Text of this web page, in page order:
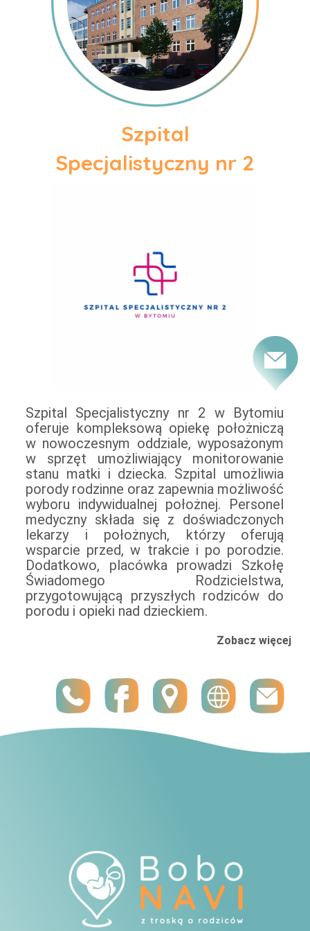
Szpital
Specjalistyczny nr 2
Szpital Specjalistyczny nr 2 w Bytomiu
oferuje kompleksową opiekę położniczą
w nowoczesnym oddziale, wyposażonym
w sprzęt umożliwiający monitorowanie
stanu matki i dziecka. Szpital umożliwia
porody rodzinne oraz zapewnia możliwość
wyboru indywidualnej położnej. Personel
medyczny składa się z doświadczonych
lekarzy i położnych, którzy oferują
wsparcie przed, w trakcie i po porodzie.
Dodatkowo, placówka prowadzi Szkołę
Świadomego Rodzicielstwa,
przygotowującą przyszłych rodziców do
porodu i opieki nad dzieckiem.
Zobacz więcej